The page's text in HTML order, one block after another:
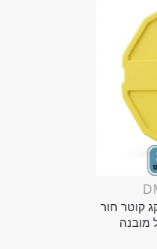
פלטה משקל גומי 0.5 קג קוטר חור